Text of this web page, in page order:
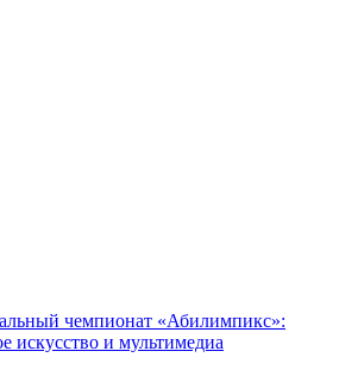
чемпионат «Абилимпикс»:
искусство и мультимедиа